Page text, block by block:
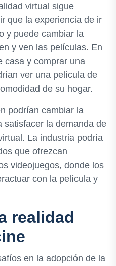
virtual sigue
que la experiencia de ir
y puede cambiar la
y ven las películas. En
casa y comprar una
ver una película de
de su hogar.
podrían cambiar la
satisfacer la demanda de
La industria podría
que ofrezcan
videojuegos, donde los
con la película y
realidad
en la adopción de la